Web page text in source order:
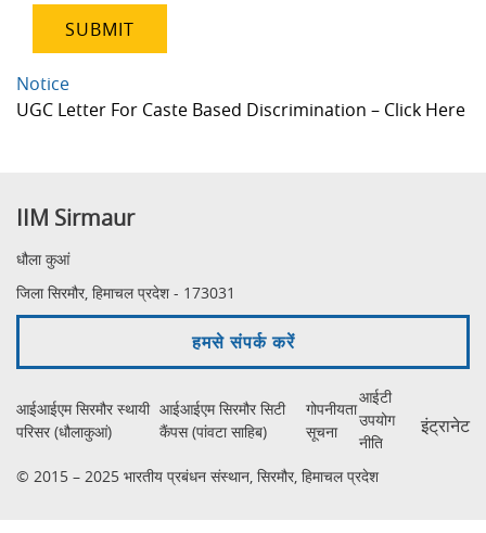
Notice
UGC Letter For Caste Based Discrimination – Click Here
IIM Sirmaur
धौला कुआं
जिला सिरमौर, हिमाचल प्रदेश - 173031
हमसे संपर्क करें
आईआईएम सिरमौर स्थायी
परिसर (धौलाकुआं)
आईआईएम सिरमौर सिटी
कैंपस (पांवटा साहिब)
गोपनीयता
सूचना
आईटी
उपयोग
नीति
इंट्रानेट
© 2015 – 2025 भारतीय प्रबंधन संस्थान, सिरमौर, हिमाचल प्रदेश